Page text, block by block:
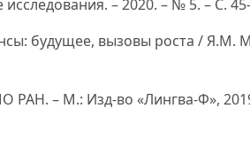
– 2020. – № 5. – С.
будущее, вызовы роста / Я.М.
– М.: Изд-во «Лингва-Ф»,